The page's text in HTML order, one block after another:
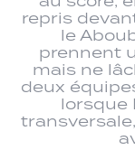
repris
le
prennent
mais ne
deux
lorsque